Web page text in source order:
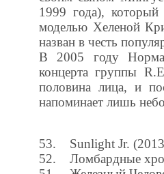
1999 года), который
моделью Хеленой
назван в честь
В 2005 году
концерта группы
половина лица, и
напоминает лишь
53. Sunlight Jr.
52. Ломбардные